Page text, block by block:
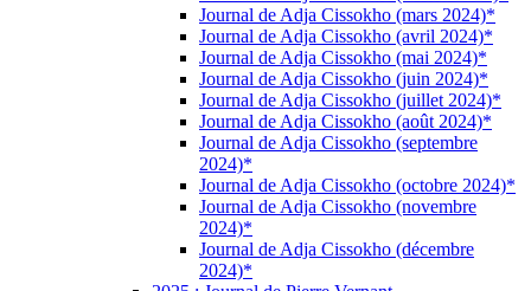
Journal de Adja Cissokho (mars 2024)*
Journal de Adja Cissokho (avril 2024)*
Journal de Adja Cissokho (mai 2024)*
Journal de Adja Cissokho (juin 2024)*
Journal de Adja Cissokho (juillet 2024)*
Journal de Adja Cissokho (août 2024)*
Journal de Adja Cissokho (septembre
2024)*
Journal de Adja Cissokho (octobre 2024)*
Journal de Adja Cissokho (novembre
2024)*
Journal de Adja Cissokho (décembre
2024)*